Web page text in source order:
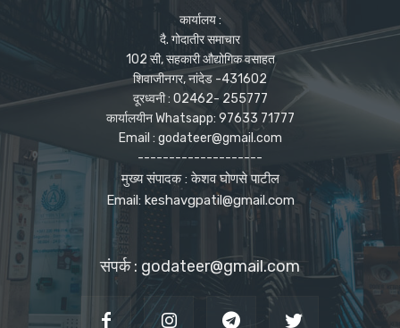
कार्यालय :
दै. गोदातीर समाचार
102 सी, सहकारी औद्योगिक वसाहत
शिवाजीनगर, नांदेड -431602
दूरध्वनी : 02462- 255777
कार्यालयीन Whatsapp: 97633 71777
Email : godateer@gmail.com
--------------------
मुख्य संपादक : केशव घोणसे पाटील
Email: keshavgpatil@gmail.com
संपर्क : godateer@gmail.com